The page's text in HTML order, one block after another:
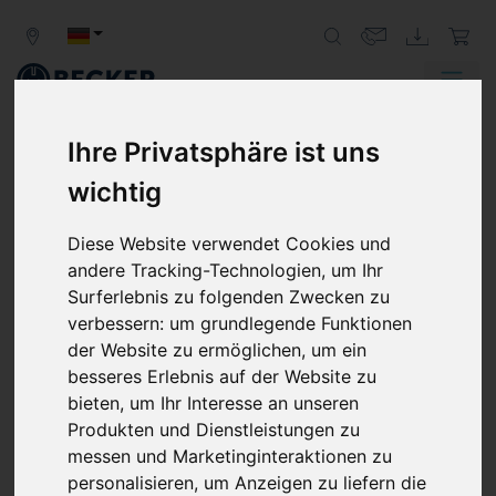
Ihre Privatsphäre ist uns
wichtig
Diese Website verwendet Cookies und
andere Tracking-Technologien, um Ihr
Surferlebnis zu folgenden Zwecken zu
verbessern: um grundlegende Funktionen
der Website zu ermöglichen, um ein
besseres Erlebnis auf der Website zu
bieten, um Ihr Interesse an unseren
Produkten und Dienstleistungen zu
messen und Marketinginteraktionen zu
personalisieren, um Anzeigen zu liefern die
Zurück
ENTGASEN
VAKUUMPUMPEN SAUGEN GASE AUS
UNTERSCHIEDLICHSTEN MEDIEN
Einschlüsse von Gasen in pastösen Stoffen und
Flüssigkeiten sind in vielen Anwendungen unerwünscht.
Vakuumpumpen von Becker unterstützen bei der
effizienten Reduzierung von Gasen unter Vakuum.